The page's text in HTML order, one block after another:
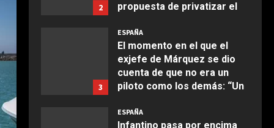
2
propuesta de privatizar el
Agosto 6, 2026
3
ESPAÑA
El momento en el que el
exjefe de Márquez se dio
cuenta de que no era un
piloto como los demás: “Un
comentarios…”
ESPAÑA
Infantino pasa por encima
Boquerones fritos en
freidora de aire
Aprile 24, 2026
Buñuelos de alcachofas